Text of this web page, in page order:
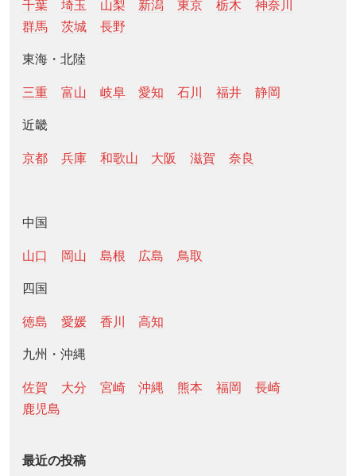
千葉 埼玉 山梨 新潟 東京 栃木
神奈川
群馬
茨城 長野
東海・北陸
三重 富山 岐阜 愛知 石川 福井 静岡
近畿
京都 兵庫 和歌山 大阪 滋賀 奈良
中国
山口 岡山 島根 広島 鳥取
四国
徳島 愛媛 香川 高知
九州・沖縄
佐賀 大分 宮崎 沖縄 熊本 福岡
長崎
鹿児島
最近の投稿